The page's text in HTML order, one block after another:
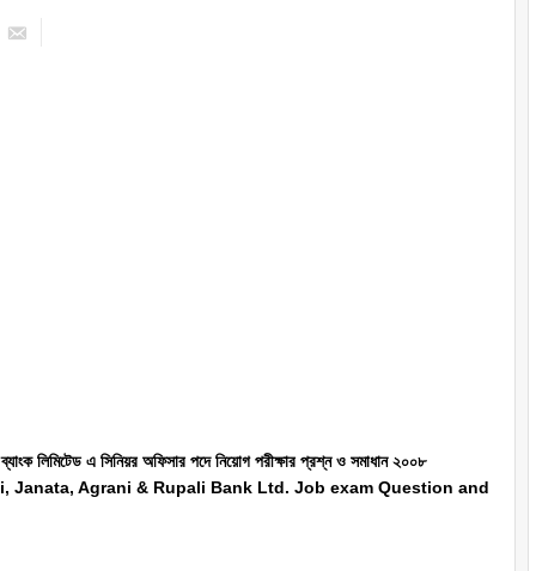
লিমিটেড এ সিনিয়র অফিসার পদে নিয়োগ পরীক্ষার প্রশ্ন ও সমাধান ২০০৮
Janata, Agrani & Rupali Bank Ltd. Job exam Question and